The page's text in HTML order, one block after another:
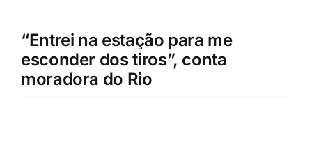
“Entrei na estação para me
esconder dos tiros”, conta
moradora do Rio